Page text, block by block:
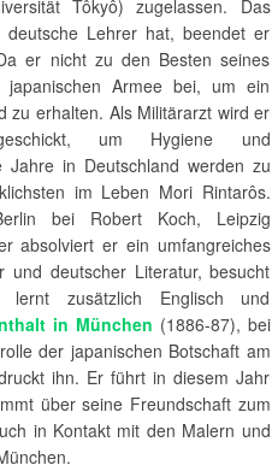
Tôkyô) zugelassen. Das
Lehrer hat, beendet er
er nicht zu den Besten seines
Armee bei, um ein
zu erhalten. Als Militärarzt wird er
um Hygiene und
Jahre in Deutschland werden zu
im Leben Mori Rintarôs.
bei Robert Koch, Leipzig
absolviert er ein umfangreiches
und deutscher Literatur, besucht
lernt zusätzlich Englisch und
in München (1886-87), bei
der japanischen Botschaft am
ihn. Er führt in diesem Jahr
über seine Freundschaft zum
in Kontakt mit den Malern und